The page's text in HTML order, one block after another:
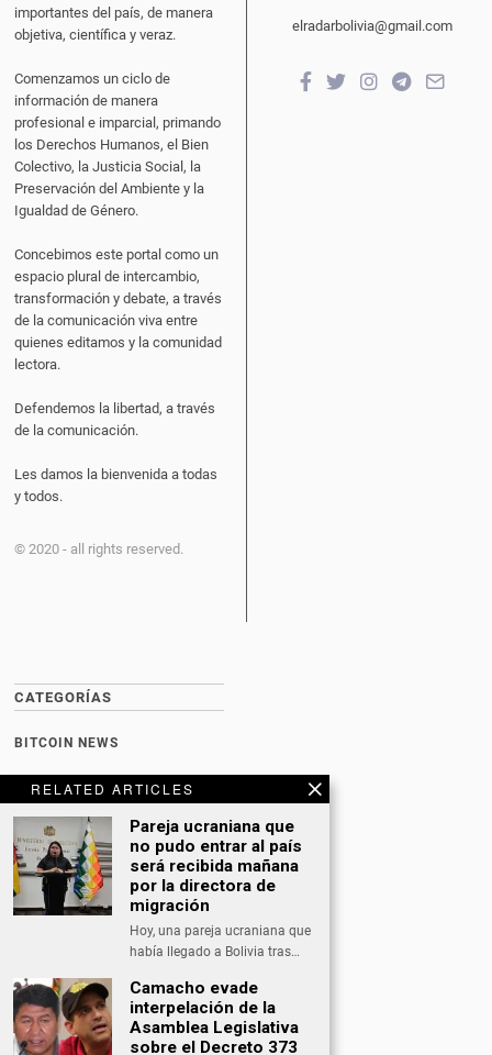
RELATED ARTICLES
Pareja ucraniana que
no pudo entrar al país
será recibida mañana
por la directora de
migración
Hoy, una pareja ucraniana que
había llegado a Bolivia tras…
Camacho evade
interpelación de la
Asamblea Legislativa
sobre el Decreto 373
importantes del país, de manera
objetiva, científica y veraz.
Comenzamos un ciclo de
información de manera
profesional e imparcial, primando
los Derechos Humanos, el Bien
Colectivo, la Justicia Social, la
Preservación del Ambiente y la
Igualdad de Género.
Concebimos este portal como un
espacio plural de intercambio,
transformación y debate, a través
de la comunicación viva entre
quienes editamos y la comunidad
lectora.
Defendemos la libertad, a través
de la comunicación.
Les damos la bienvenida a todas
y todos.
© 2020 - all rights reserved.
elradarbolivia@gmail.com
CATEGORÍAS
BITCOIN NEWS
DATING
DEPORTES
ECONOMÍA
INTERNACIONAL
OPINIÓN
SALUD